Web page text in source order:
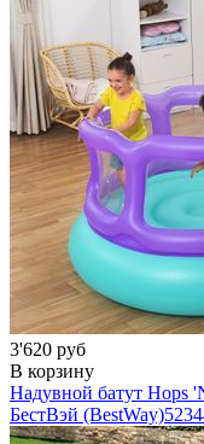
3'620 руб
В корзину
Надувной батут Hops
БестВэй (BestWay)